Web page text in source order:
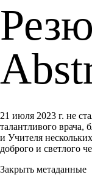
21 июля 2023 г. не
талантливого врача,
и Учителя
доброго и светлого
Закрыть метаданные